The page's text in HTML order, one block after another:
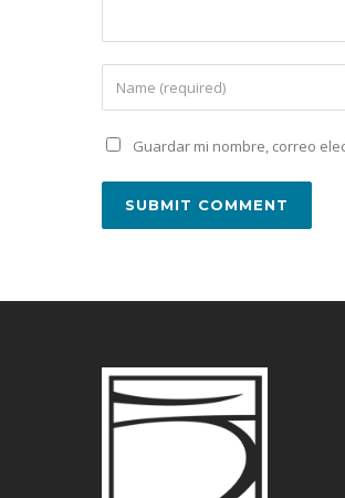
Guardar mi nombre, correo